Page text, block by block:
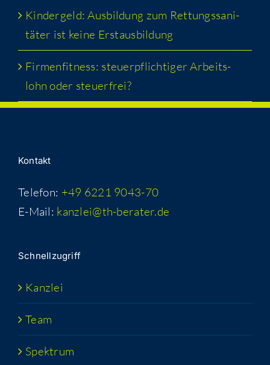
Kin­der­geld: Aus­bil­dung zum Ret­tungs­sa­ni­
tä­ter ist kei­ne Erstausbildung
Fir­men­fit­ness: steu­er­pflich­ti­ger Arbeits­
lohn oder steuerfrei?
Kon­takt
Telefon: +49 6221 9043-70
E-Mail: kanzlei@th-berater.de
Schnell­zu­griff
Kanz­lei
Team
Spek­trum